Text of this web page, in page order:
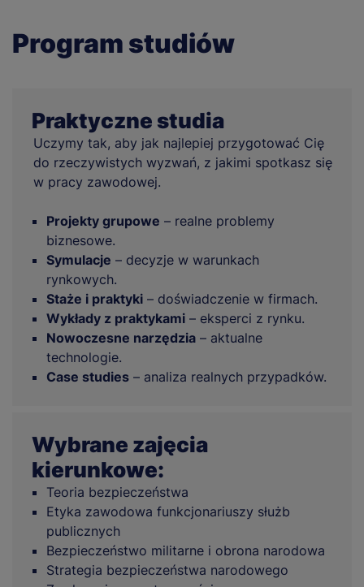
Program studiów
Praktyczne studia
Uczymy tak, aby jak najlepiej przygotować Cię
do rzeczywistych wyzwań, z jakimi spotkasz się
w pracy zawodowej.
Projekty grupowe – realne problemy
biznesowe.
Symulacje – decyzje w warunkach
rynkowych.
Staże i praktyki – doświadczenie w firmach.
Wykłady z praktykami – eksperci z rynku.
Nowoczesne narzędzia – aktualne
technologie.
Case studies – analiza realnych przypadków.
Wybrane zajęcia
kierunkowe:
Teoria bezpieczeństwa
Etyka zawodowa funkcjonariuszy służb
publicznych
Bezpieczeństwo militarne i obrona narodowa
Strategia bezpieczeństwa narodowego